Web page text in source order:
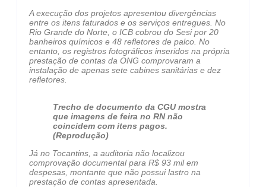
A execução dos projetos apresentou divergências
entre os itens faturados e os serviços entregues. No
Rio Grande do Norte, o ICB cobrou do Sesi por 20
banheiros químicos e 48 refletores de palco. No
entanto, os registros fotográficos inseridos na própria
prestação de contas da ONG comprovaram a
instalação de apenas sete cabines sanitárias e dez
refletores.
Trecho de documento da CGU mostra
que imagens de feira no RN não
coincidem com itens pagos.
(Reprodução)
Já no Tocantins, a auditoria não localizou
comprovação documental para R$ 93 mil em
despesas, montante que não possui lastro na
prestação de contas apresentada.